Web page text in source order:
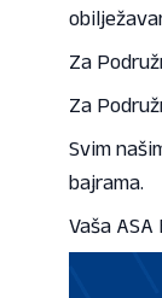
Za
Za
Svim
bajrama.
Vaša ASA